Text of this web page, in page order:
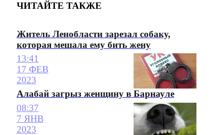
ЧИТАЙТЕ ТАКЖЕ
Житель Ленобласти зарезал собаку,
которая мешала ему бить жену
13:41
17 ФЕВ
2023
Алабай загрыз женщину в Барнауле
08:37
7 ЯНВ
2023